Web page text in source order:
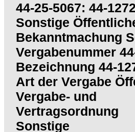
44-25-5067: 44-
Sonstige
Bekanntmachung
Vergabenummer
Bezeichnung 44-
Art der Vergabe
Vergabe- und
Vertragsordnung
Sonstige